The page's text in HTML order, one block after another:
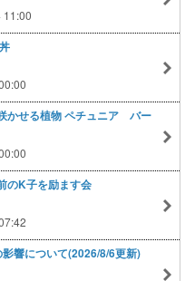
11:00
かせる植物 ペチュニア バー
のK子を励ます会
響について(2026/8/6更新)